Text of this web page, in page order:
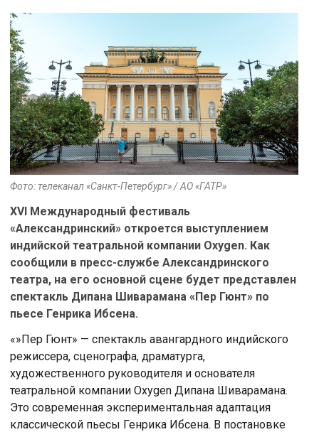
Фото: телеканал «Санкт-Петербург» / АО «ГАТР»
XVI Международный фестиваль
«Александринский» откроется выступлением
индийской театральной компании Oxygen. Как
сообщили в пресс-службе Александринского
театра, на его основной сцене будет представлен
спектакль Дипана Шиварамана «Пер Гюнт» по
пьесе Генрика Ибсена.
«»Пер Гюнт» — спектакль авангардного индийского
режиссера, сценографа, драматурга,
художественного руководителя и основателя
театральной компании Oxygen Дипана Шиварамана.
Это современная экспериментальная адаптация
классической пьесы Генрика Ибсена. В постановке